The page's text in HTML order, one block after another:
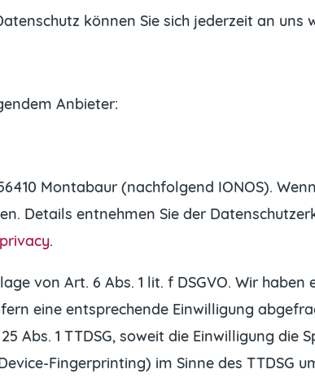
können Sie sich jederzeit an uns
Anbieter:
Montabaur (nachfolgend IONOS).
Details entnehmen Sie der
.
von Art. 6 Abs. 1 lit. f DSGVO. Wir
eine entsprechende Einwilligung
Abs. 1 TTDSG, soweit die Einwilligung
Fingerprinting) im Sinne des TTDSG